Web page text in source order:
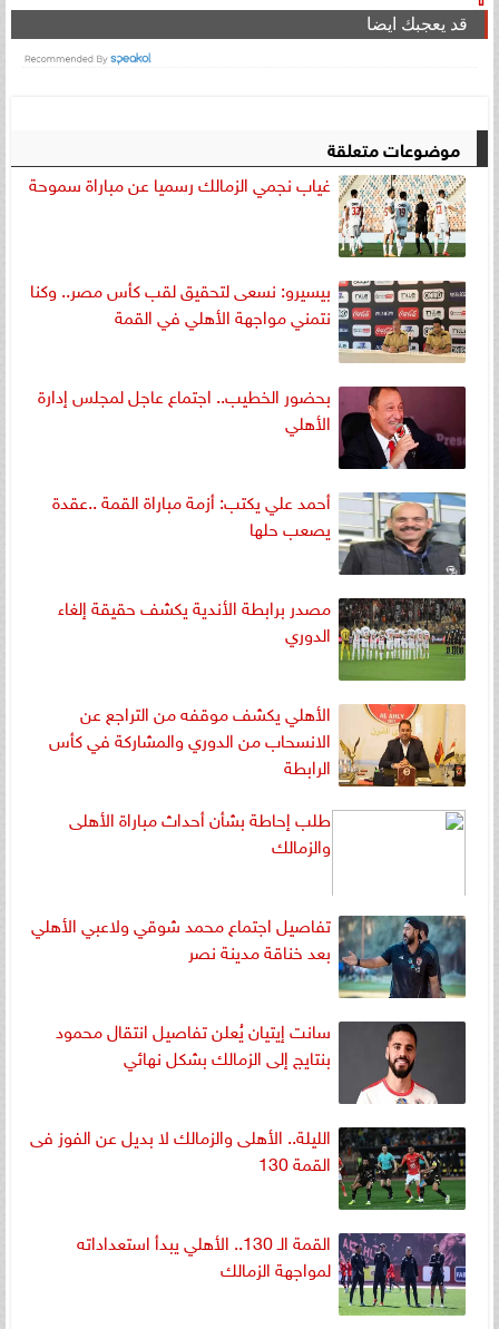
قد يعجبك ايضا
موضوعات متعلقة
غياب نجمي الزمالك رسميا عن مباراة سموحة
بيسيرو: نسعى لتحقيق لقب كأس مصر.. وكنا
نتمني مواجهة الأهلي في القمة
بحضور الخطيب.. اجتماع عاجل لمجلس إدارة
الأهلي
أحمد علي يكتب: أزمة مباراة القمة ..عقدة
يصعب حلها
مصدر برابطة الأندية يكشف حقيقة إلغاء
الدوري
الأهلي يكشف موقفه من التراجع عن
الانسحاب من الدوري والمشاركة في كأس
الرابطة
طلب إحاطة بشأن أحداث مباراة الأهلى
والزمالك
تفاصيل اجتماع محمد شوقي ولاعبي الأهلي
بعد خناقة مدينة نصر
سانت إيتيان يُعلن تفاصيل انتقال محمود
بنتايج إلى الزمالك بشكل نهائي
الليلة.. الأهلى والزمالك لا بديل عن الفوز فى
القمة 130
القمة الـ 130.. الأهلي يبدأ استعداداته
لمواجهة الزمالك